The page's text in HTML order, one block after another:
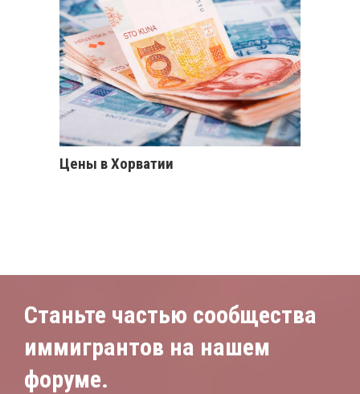
Цены в Хорватии
Станьте частью сообщества
иммигрантов на нашем
форуме.